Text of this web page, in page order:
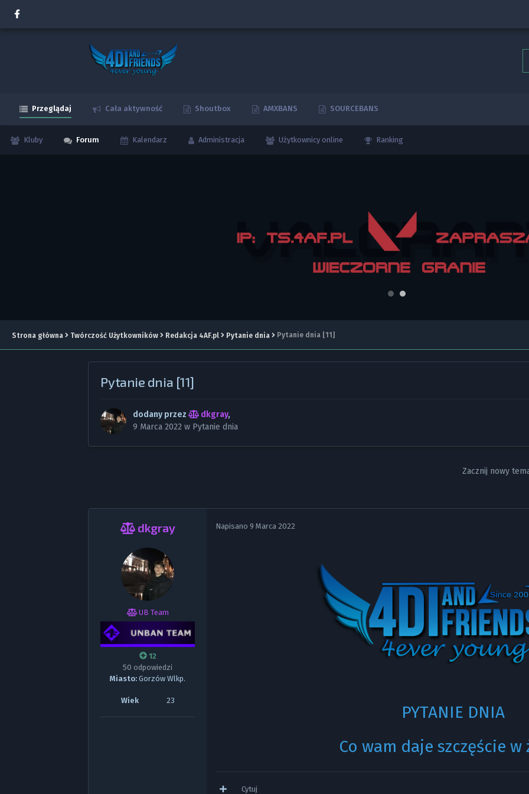
Przeglądaj
Kluby Forum Kalendarz Administracja Użytkownicy online Ranking
Cała aktywność Shoutbox AMXBANS SOURCEBANS
Strona główna Twórczość Użytkowników Redakcja 4AF.pl Pytanie dnia Pytanie dnia [11]
Pytanie dnia [11]
dodany przez dkgray,
9 Marca 2022 w Pytanie dnia
Zacznij nowy
dkgray
UB Team
12
50 odpowiedzi
Miasto: Gorzów Wlkp.
Wiek 23
Napisano 9 Marca 2022
PYTANIE DNIA
Co wam daje szczęście w
Cytuj